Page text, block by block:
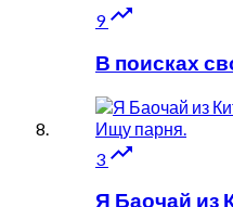
9 
В поисках
3 
Я Баочай из